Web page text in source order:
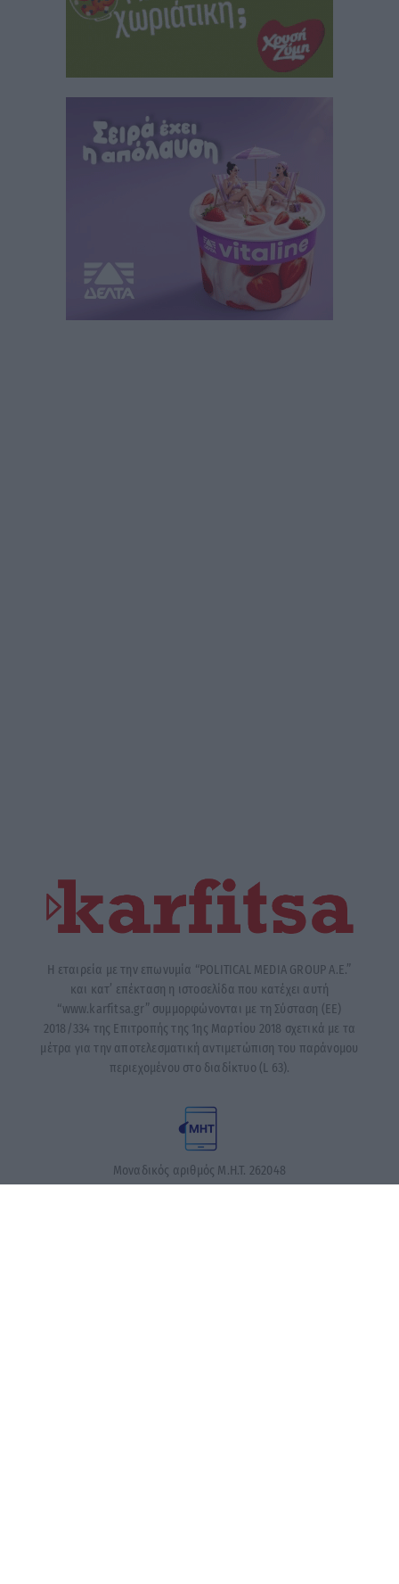
Η εταιρεία με την επωνυμία “POLITICAL MEDIA GROUP A.E.”
και κατ’ επέκταση η ιστοσελίδα που κατέχει αυτή
“www.karfitsa.gr” συμμορφώνονται με τη Σύσταση (ΕΕ)
2018/334 της Επιτροπής της 1ης Μαρτίου 2018 σχετικά με τα
μέτρα για την αποτελεσματική αντιμετώπιση του παράνομου
περιεχομένου στο διαδίκτυο (L 63).
Μοναδικός αριθμός Μ.Η.Τ. 262048